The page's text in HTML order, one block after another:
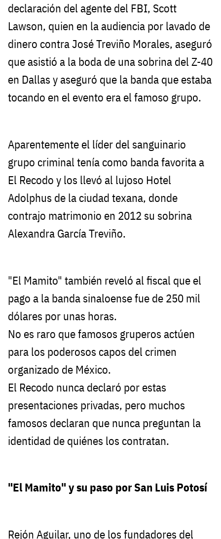
declaración del agente del FBI, Scott
Lawson, quien en la audiencia por lavado de
dinero contra José Treviño Morales, aseguró
que asistió a la boda de una sobrina del Z-40
en Dallas y aseguró que la banda que estaba
tocando en el evento era el famoso grupo.
Aparentemente el líder del sanguinario
grupo criminal tenía como banda favorita a
El Recodo y los llevó al lujoso Hotel
Adolphus de la ciudad texana, donde
contrajo matrimonio en 2012 su sobrina
Alexandra García Treviño.
"El Mamito" también reveló al fiscal que el
pago a la banda sinaloense fue de 250 mil
dólares por unas horas.
No es raro que famosos gruperos actúen
para los poderosos capos del crimen
organizado de México.
El Recodo nunca declaró por estas
presentaciones privadas, pero muchos
famosos declaran que nunca preguntan la
identidad de quiénes los contratan.
"El Mamito" y su paso por San Luis Potosí
Rejón Aguilar, uno de los fundadores del